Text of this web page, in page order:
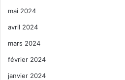
mai 2024
avril 2024
mars 2024
février 2024
janvier 2024